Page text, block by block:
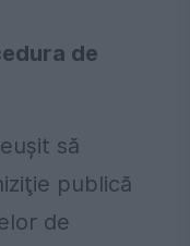
de
să
publică
de